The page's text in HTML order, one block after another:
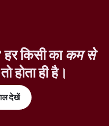
किसी काकम से
होता ही है।
देखें